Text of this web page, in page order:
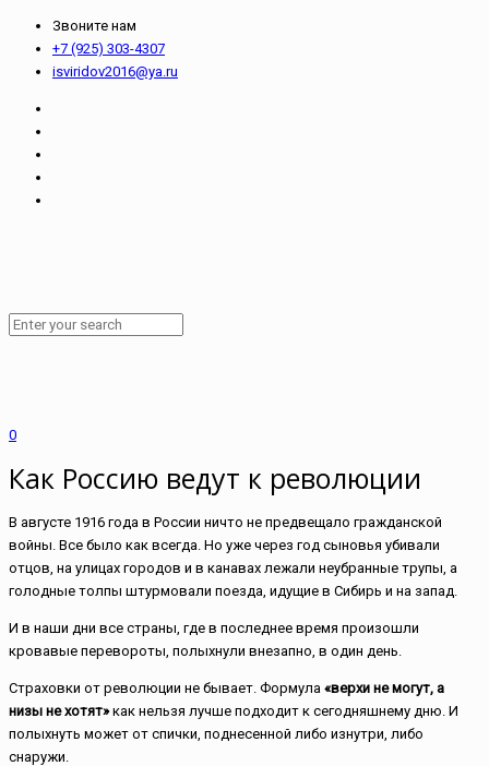
Звоните нам
+7 (925) 303-4307
isviridov2016@ya.ru
0
Как Россию ведут к революции
В августе 1916 года в России ничто не предвещало гражданской
войны. Все было как всегда. Но уже через год сыновья убивали
отцов, на улицах городов и в канавах лежали неубранные трупы, а
голодные толпы штурмовали поезда, идущие в Сибирь и на запад.
И в наши дни все страны, где в последнее время произошли
кровавые перевороты, полыхнули внезапно, в один день.
Страховки от революции не бывает. Формула «верхи не могут, а
низы не хотят»как нельзя лучше подходит к сегодняшнему дню. И
полыхнуть может от спички, поднесенной либо изнутри, либо
снаружи.